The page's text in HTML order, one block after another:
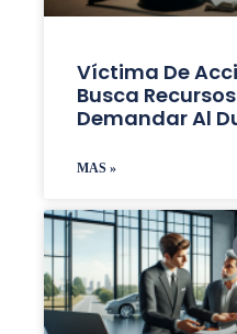
Víctima De
Busca
Demandar Al
MAS »